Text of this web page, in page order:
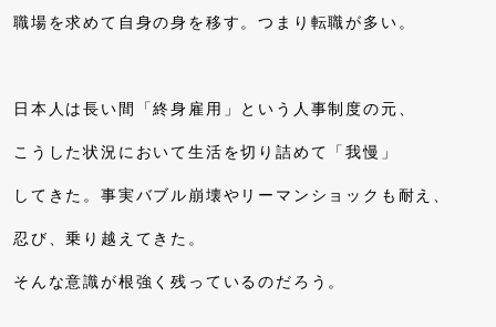
職場を求めて自身の身を移す。つまり転職が多い。
日本人は長い間「終身雇用」という人事制度の元、
こうした状況において生活を切り詰めて「我慢」
してきた。事実バブル崩壊やリーマンショックも耐え、
忍び、乗り越えてきた。
そんな意識が根強く残っているのだろう。